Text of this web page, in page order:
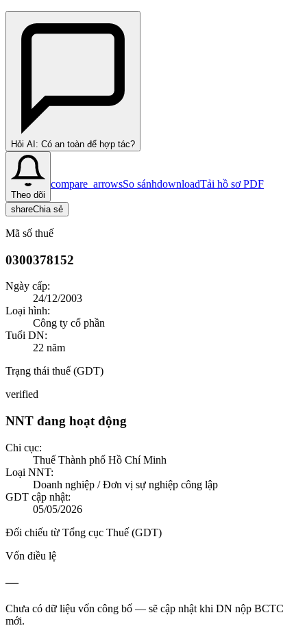
Hỏi AI: Có an toàn để hợp tác?
Theo dõi
compare_arrowsSo sánhdownloadTải hồ sơ PDF
shareChia sẻ
Mã số thuế
0300378152
Ngày cấp:
24/12/2003
Loại hình:
Công ty cổ phần
Tuổi DN:
22 năm
Trạng thái thuế (GDT)
verified
NNT đang hoạt động
Chi cục:
Thuế Thành phố Hồ Chí Minh
Loại NNT:
Doanh nghiệp / Đơn vị sự nghiệp công lập
GDT cập nhật:
05/05/2026
Đối chiếu từ Tổng cục Thuế (GDT)
Vốn điều lệ
—
Chưa có dữ liệu vốn công bố — sẽ cập nhật khi DN nộp BCTC
mới.